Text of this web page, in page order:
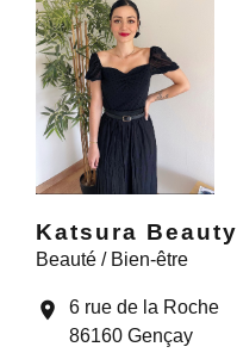
Katsura Beauty
Beauté / Bien-être
location_on
6 rue de la Roche
86160 Gençay